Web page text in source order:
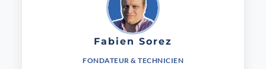
Fabien Sorez
FONDATEUR & TECHNICIEN